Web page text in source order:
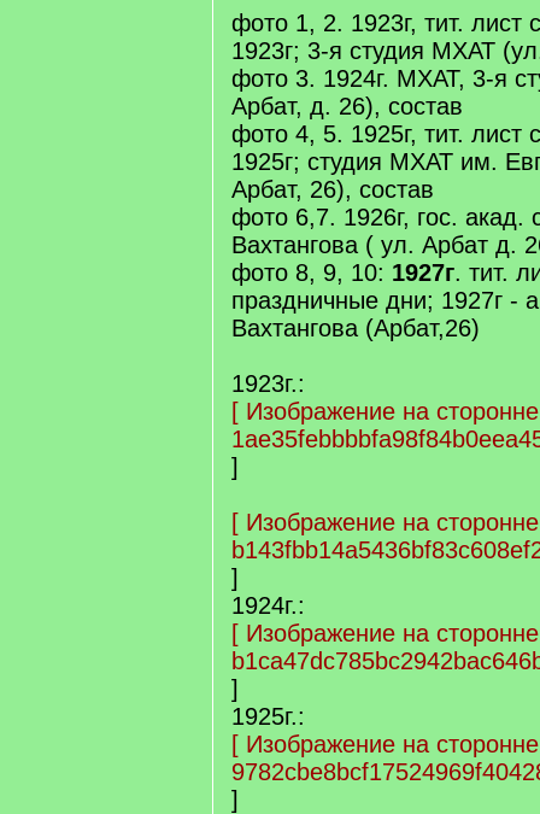
фото 1, 2. 1923г, тит. лист
1923г; 3-я студия МХАТ
фото 3. 1924г. МХАТ, 3-я
Арбат, д. 26), состав
фото 4, 5. 1925г, тит. лист
1925г; студия МХАТ им.
Арбат, 26), состав
фото 6,7. 1926г, гос. акад.
Вахтангова ( ул. Арбат д.
фото 8, 9, 10: 1927г. тит.
праздничные дни; 1927г -
Вахтангова (Арбат,26)
1923г.:
[ Изображение на
]
[ Изображение на
]
1924г.:
[ Изображение на
]
1925г.:
[ Изображение на
]